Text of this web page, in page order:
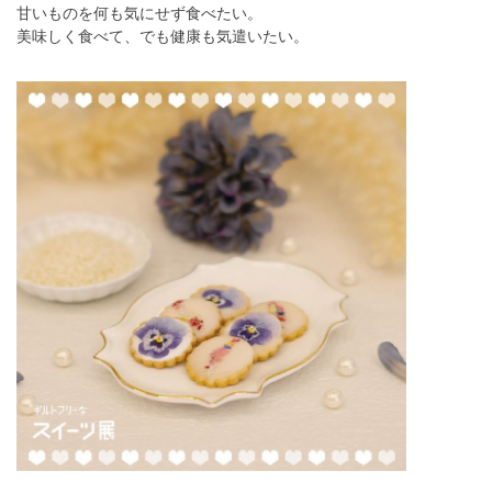
甘いものを何も気にせず食べたい。
美味しく食べて、でも健康も気遣いたい。